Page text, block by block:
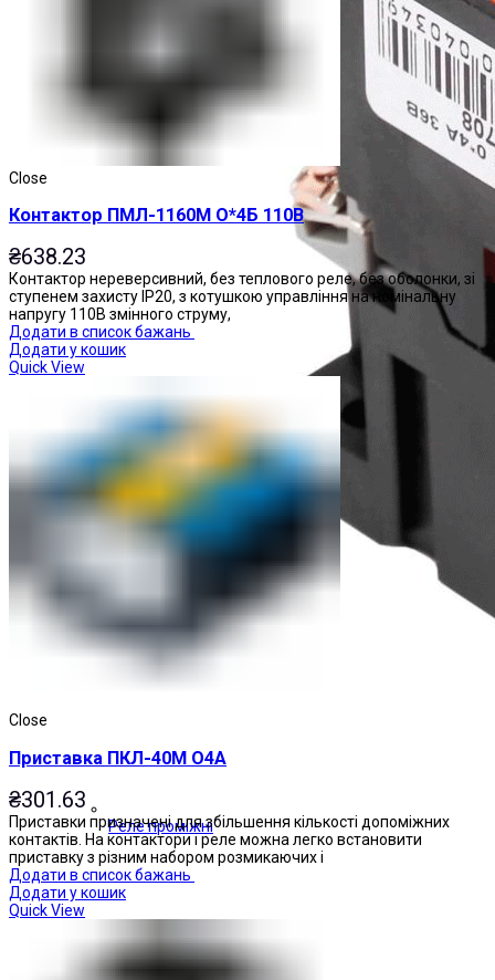
Реле проміжні
Close
Контактор ПМЛ-1160М О*4Б 110В
₴638.23
Контактор нереверсивний, без теплового реле, без оболонки, зі
ступенем захисту IP20, з котушкою управління на номінальну
напругу 110В змінного струму,
Додати в список бажань
Додати у кошик
Quick View
Close
Приставка ПКЛ-40М О4А
₴301.63
Приставки призначені для збільшення кількості допоміжних
контактів. На контактори і реле можна легко встановити
приставку з різним набором розмикаючих і
Додати в список бажань
Додати у кошик
Quick View